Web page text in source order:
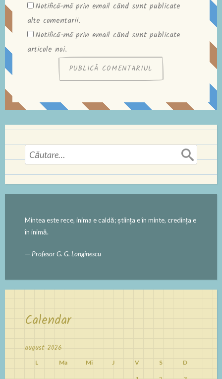
Notifică-mă prin email când sunt publicate
alte comentarii.
Notifică-mă prin email când sunt publicate
articole noi.
Caută
după:
Mintea este rece, inima e caldă; ştiinţa e în minte, credinţa e
în inimă.
— Profesor G. G. Longinescu
Calendar
august 2026
L Ma Mi J V S D